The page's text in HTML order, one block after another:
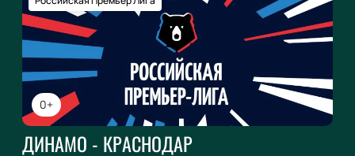
0+
ДИНАМО - КРАСНОДАР